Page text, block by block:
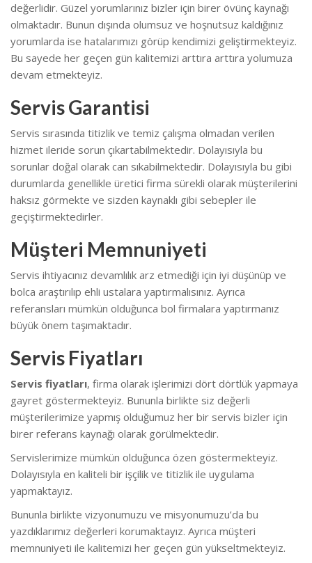
değerlidir. Güzel yorumlarınız bizler için birer övünç kaynağı
olmaktadır. Bunun dışında olumsuz ve hoşnutsuz kaldığınız
yorumlarda ise hatalarımızı görüp kendimizi geliştirmekteyiz.
Bu sayede her geçen gün kalitemizi arttıra arttıra yolumuza
devam etmekteyiz.
Servis Garantisi
Servis sırasında titizlik ve temiz çalışma olmadan verilen
hizmet ileride sorun çıkartabilmektedir. Dolayısıyla bu
sorunlar doğal olarak can sıkabilmektedir. Dolayısıyla bu gibi
durumlarda genellikle üretici firma sürekli olarak müşterilerini
haksız görmekte ve sizden kaynaklı gibi sebepler ile
geçiştirmektedirler.
Müşteri Memnuniyeti
Servis ihtiyacınız devamlılık arz etmediği için iyi düşünüp ve
bolca araştırılıp ehli ustalara yaptırmalısınız. Ayrıca
referansları mümkün olduğunca bol firmalara yaptırmanız
büyük önem taşımaktadır.
Servis Fiyatları
Servis fiyatları, firma olarak işlerimizi dört dörtlük yapmaya
gayret göstermekteyiz. Bununla birlikte siz değerli
müşterilerimize yapmış olduğumuz her bir servis bizler için
birer referans kaynağı olarak görülmektedir.
Servislerimize mümkün olduğunca özen göstermekteyiz.
Dolayısıyla en kaliteli bir işçilik ve titizlik ile uygulama
yapmaktayız.
Bununla birlikte vizyonumuzu ve misyonumuzu’da bu
yazdıklarımız değerleri korumaktayız. Ayrıca müşteri
memnuniyeti ile kalitemizi her geçen gün yükseltmekteyiz.